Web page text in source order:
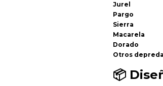
Jurel
Pargo
Sierra
Macarela
Dorado
Otros
📦